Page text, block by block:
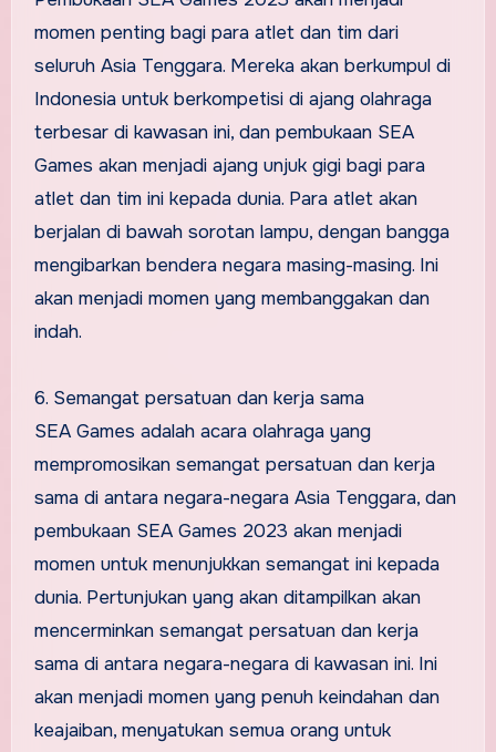
momen penting bagi para atlet dan tim dari
seluruh Asia Tenggara. Mereka akan berkumpul di
Indonesia untuk berkompetisi di ajang olahraga
terbesar di kawasan ini, dan pembukaan SEA
Games akan menjadi ajang unjuk gigi bagi para
atlet dan tim ini kepada dunia. Para atlet akan
berjalan di bawah sorotan lampu, dengan bangga
mengibarkan bendera negara masing-masing. Ini
akan menjadi momen yang membanggakan dan
indah.
6. Semangat persatuan dan kerja sama
SEA Games adalah acara olahraga yang
mempromosikan semangat persatuan dan kerja
sama di antara negara-negara Asia Tenggara, dan
pembukaan SEA Games 2023 akan menjadi
momen untuk menunjukkan semangat ini kepada
dunia. Pertunjukan yang akan ditampilkan akan
mencerminkan semangat persatuan dan kerja
sama di antara negara-negara di kawasan ini. Ini
akan menjadi momen yang penuh keindahan dan
keajaiban, menyatukan semua orang untuk